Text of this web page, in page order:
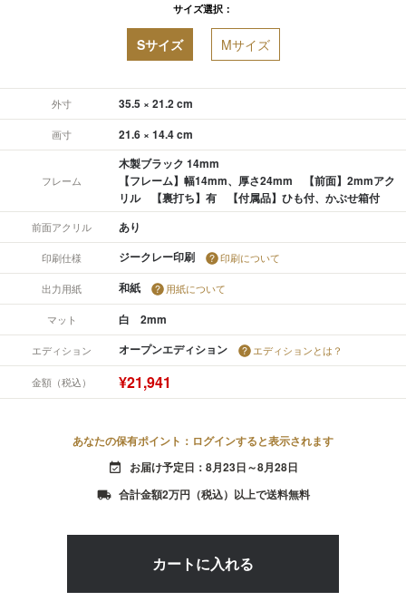
サイズ選択：
Sサイズ Mサイズ
外寸 35.5 × 21.2 cm
画寸 21.6 × 14.4 cm
フレーム
木製ブラック 14mm
【フレーム】幅14mm、厚さ24mm 【前面】2mmアク
リル 【裏打ち】有 【付属品】ひも付、かぶせ箱付
前面アクリル あり
印刷仕様 ジークレー印刷 印刷について
出力用紙 和紙 用紙について
マット 白 2mm
エディション オープンエディション エディションとは？
金額（税込） ¥21,941
あなたの保有ポイント：ログインすると表示されます
event_available お届け予定日：8月23日～8月28日
local_shipping 合計金額2万円（税込）以上で送料無料